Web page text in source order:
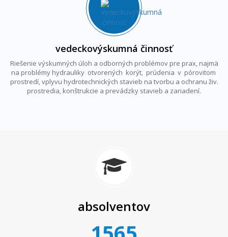
vedeckovýskumná činnosť
Riešenie výskumných úloh a odborných problémov pre prax, najmä
na problémy hydrauliky otvorených korýt, prúdenia v pórovitom
prostredí, vplyvu hydrotechnických stavieb na tvorbu a ochranu živ.
prostredia, konštrukcie a prevádzky stavieb a zariadení.
absolventov